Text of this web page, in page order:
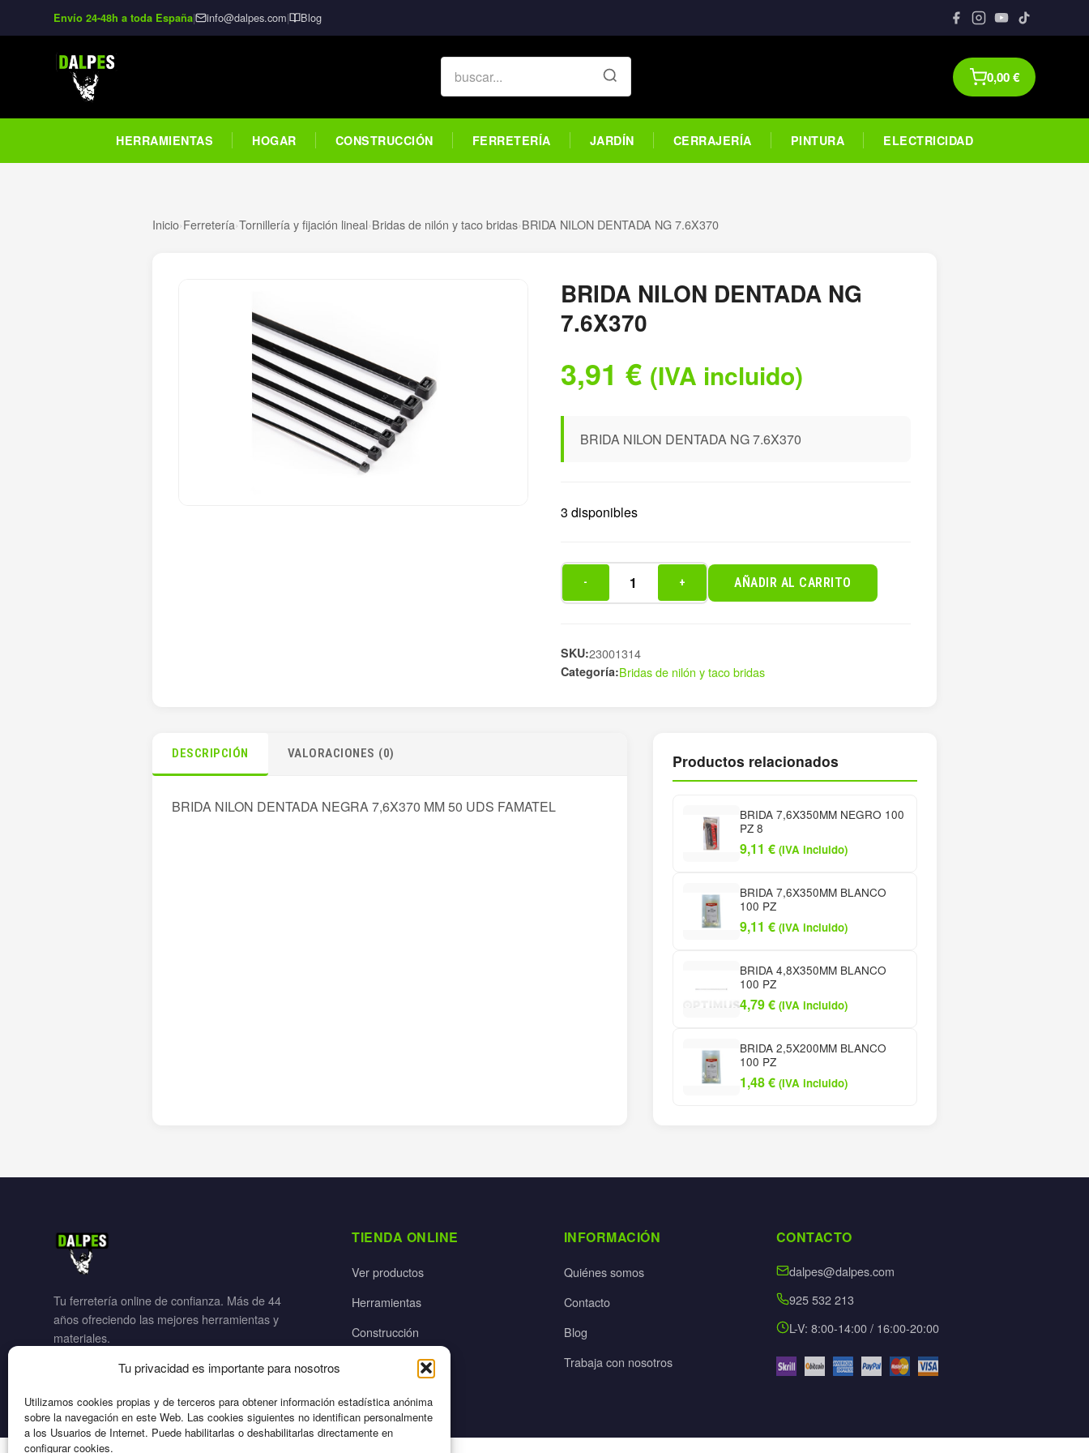
Tu privacidad es importante para nosotros
Utilizamos cookies propias y de terceros para obtener información estadística anónima
sobre la navegación en este Web. Las cookies siguientes no identifican personalmente
a los Usuarios de Internet. Puede habilitarlas o deshabilitarlas directamente en
configurar cookies.
Envío 24-48h a toda España| info@dalpes.com| Blog
0,00€
HERRAMIENTAS HOGAR CONSTRUCCIÓN FERRETERÍA JARDÍN CERRAJERÍA PINTURA ELECTRICIDAD
Inicio›Ferretería›Tornillería y fijación lineal›Bridas de nilón y taco bridas›BRIDA NILON DENTADA NG 7.6X370
BRIDA NILON DENTADA NG
7.6X370
3,91 € (IVA incluido)
BRIDA NILON DENTADA NG 7.6X370
3 disponibles
NG
7.6X370
- + AÑADIR AL CARRITO
SKU:23001314
Categoría:Bridas de nilón y taco bridas
DESCRIPCIÓN VALORACIONES (0)
BRIDA NILON DENTADA NEGRA 7,6X370 MM 50 UDS FAMATEL
Productos relacionados
BRIDA 7,6X350MM NEGRO 100
PZ 8
9,11 € (IVA incluido)
BRIDA 7,6X350MM BLANCO
100 PZ
9,11 € (IVA incluido)
BRIDA 4,8X350MM BLANCO
100 PZ
4,79€ (IVA incluido)
BRIDA 2,5X200MM BLANCO
100 PZ
1,48€ (IVA incluido)
Tu ferretería online de confianza. Más de 44
años ofreciendo las mejores herramientas y
materiales.
TIENDA ONLINE
Ver productos
Herramientas
Construcción
INFORMACIÓN
Quiénes somos
Contacto
Blog
Trabaja con nosotros
CONTACTO
dalpes@dalpes.com
925 532 213
L-V: 8:00-14:00 / 16:00-20:00